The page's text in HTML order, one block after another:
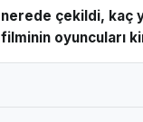
nerede çekildi, kaç
filminin oyuncuları